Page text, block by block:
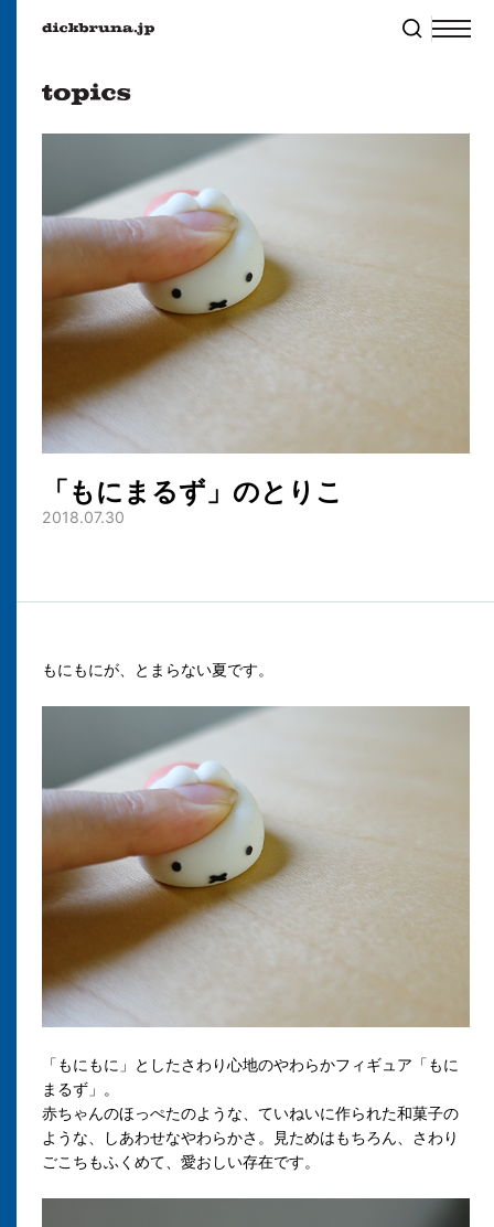
「もにまるず」のとりこ
2018.07.30
もにもにが、とまらない夏です。
「もにもに」としたさわり心地のやわらかフィギュア「もに
まるず」。
赤ちゃんのほっぺたのような、ていねいに作られた和菓子の
ような、しあわせなやわらかさ。見ためはもちろん、さわり
ごこちもふくめて、愛おしい存在です。